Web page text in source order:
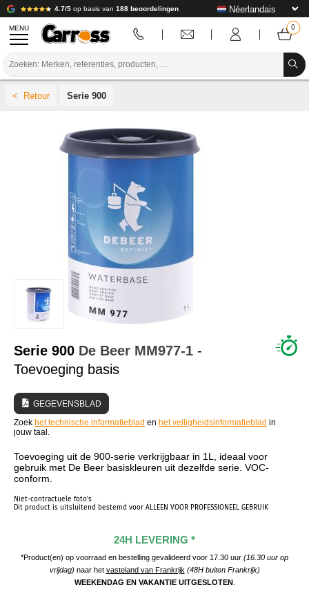
4.7/5 op basis van 188 beoordelingen
MENU
VOORBEREIDING / VERVEN / AFWERKING
VERBRUIKSARTIKELEN VOOR CARROSSERIE
GEREEDSCHAP VOOR CARROSSERIE
UITRUSTING VOOR CARROSSERIE
LABORATORIUMINSTALLATIE
HANDLEIDING & ADVIES
Serie 900
Serie 900 De Beer MM977-1 -
Toevoeging basis
GEGEVENSBLAD
Zoek het technische informatieblad en het veiligheidsinformatieblad in
jouw taal.
Toevoeging uit de 900-serie verkrijgbaar in 1L, ideaal voor
gebruik met De Beer basiskleuren uit dezelfde serie. VOC-
conform.
Niet-contractuele foto's
Dit product is uitsluitend bestemd voor ALLEEN VOOR PROFESSIONEEL GEBRUIK
24H LEVERING *
*Product(en) op voorraad en bestelling gevalideerd voor 17.30 uur (16.30 uur op
vrijdag) naar het vasteland van Frankrijk (48H buiten Frankrijk)
WEEKENDAG EN VAKANTIE UITGESLOTEN.